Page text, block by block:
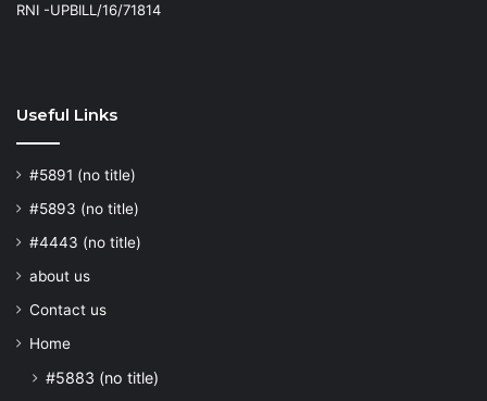
RNI -UPBILL/16/71814
Useful Links
#5891 (no title)
#5893 (no title)
#4443 (no title)
about us
Contact us
Home
#5883 (no title)